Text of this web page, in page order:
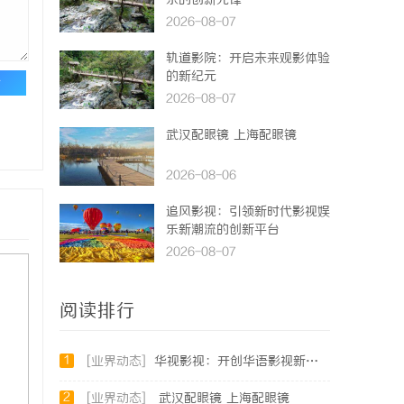
2026-08-07
轨道影院：开启未来观影体验
的新纪元
2026-08-07
武汉配眼镜 上海配眼镜
2026-08-06
追风影视：引领新时代影视娱
乐新潮流的创新平台
2026-08-07
阅读排行
1 [业界动态] 华视影视：开创华语影视新时代的领航者
2 [业界动态] 武汉配眼镜 上海配眼镜